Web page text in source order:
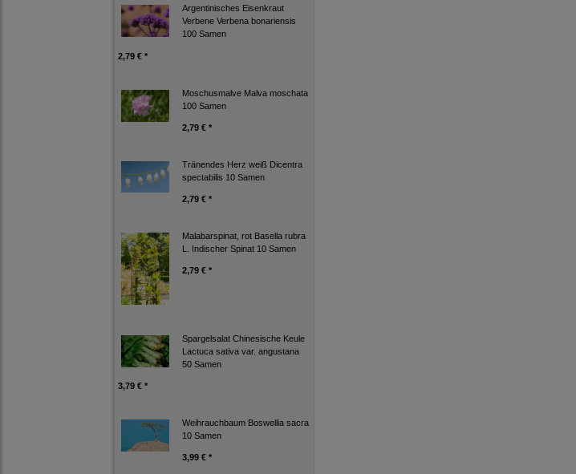
Argentinisches Eisenkraut
Verbene Verbena bonariensis
100 Samen
2,79 € *
Moschusmalve Malva moschata
100 Samen
2,79 € *
Tränendes Herz weiß Dicentra
spectabilis 10 Samen
2,79 € *
Malabarspinat, rot Basella rubra
L. Indischer Spinat 10 Samen
2,79 € *
Spargelsalat Chinesische Keule
Lactuca sativa var. angustana
50 Samen
3,79 € *
Weihrauchbaum Boswellia sacra
10 Samen
3,99 € *